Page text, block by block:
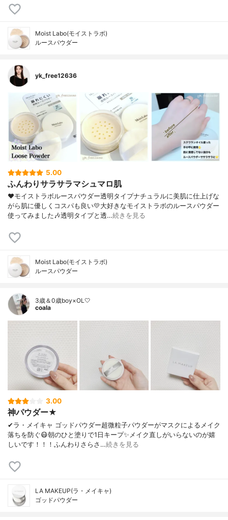
Moist Labo(モイストラボ)
ルースパウダー
yk_free12636
5.00
ふんわりサラサラマシュマロ肌
❤︎モイストラボルースパウダー透明タイプナチュラルに美肌に仕上げな
がら肌に優しくコスパも良い💛大好きなモイストラボのルースパウダー
使ってみました🎶透明タイプと透…続きを見る
Moist Labo(モイストラボ)
ルースパウダー
3歳＆0歳boy×OL🤍
coala
3.00
神パウダー★
✔︎ラ・メイキャ ゴッドパウダー超微粒子パウダーがマスクによるメイク
落ちを防ぐ😷朝のひと塗りで1日キープ✨メイク直しがいらないのが嬉
しいです！！！ふんわりさらさ…続きを見る
LA MAKEUP(ラ・メイキャ)
ゴッドパウダー